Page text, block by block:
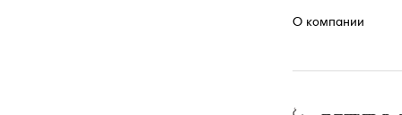
О компании